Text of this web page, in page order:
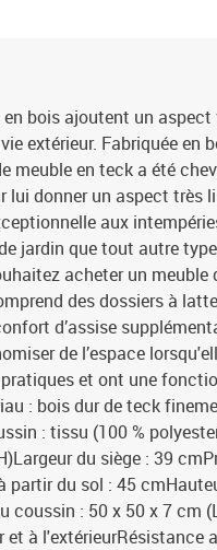
en bois ajoutent un
extérieur. Fabriquée en
meuble en teck a été
lui donner un aspect très
aux
jardin que tout autre
acheter un meuble
des dossiers à
d’assise
de l’espace
et ont une
: bois dur de teck
: tissu (100 %
du siège : 39
partir du sol : 45
coussin : 50 x 50 x 7 cm
à l'extérieurRésistance